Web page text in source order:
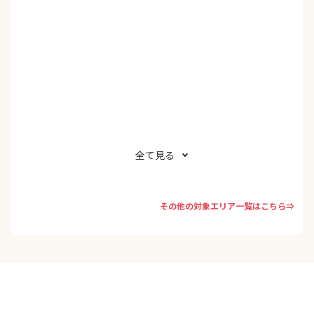
全て見る
その他の対象エリア一覧はこちら⇒